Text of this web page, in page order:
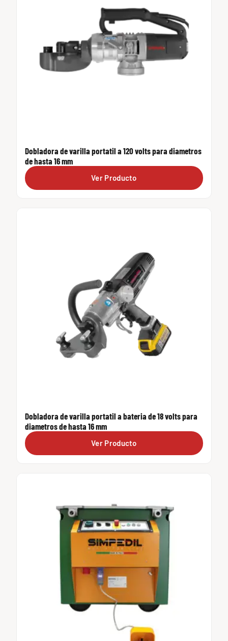
Dobladora de varilla portatil a 120 volts para diametros
de hasta 16 mm
Ver Producto
Dobladora de varilla portatil a bateria de 18 volts para
diametros de hasta 16 mm
Ver Producto